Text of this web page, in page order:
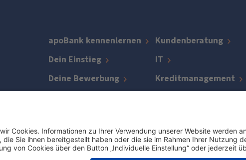
apoBank kennenlernen
Dein Einstieg
Deine Bewerbung
Kundenberatung
IT
Kreditmanagement
Jetzt Job finden